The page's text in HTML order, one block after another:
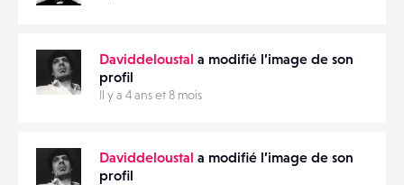
ÉVÉNEMENTS
Daviddeloustal a modifié l’image de son
profil
Il y a 4 ans et 8 mois
Daviddeloustal a modifié l’image de son
profil